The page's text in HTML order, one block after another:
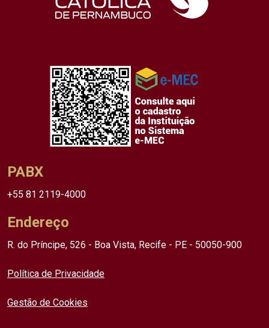
PABX
+55 81 2119-4000
Endereço
R. do Príncipe, 526 - Boa Vista, Recife - PE - 50050-900
Política de Privacidade
Gestão de Cookies